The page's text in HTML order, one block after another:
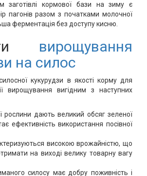
заготівлі кормової бази на зиму є
пагонів разом з початками молочної
ферментація без доступу кисню.
вирощування
на силос
кукурудзи в якості корму для
вирощування вигідним з наступних
рослини дають великий обсяг зеленої
ефективність використання посівної
високою врожайністю, що
на виході велику товарну вагу
силосу має добру поживність і